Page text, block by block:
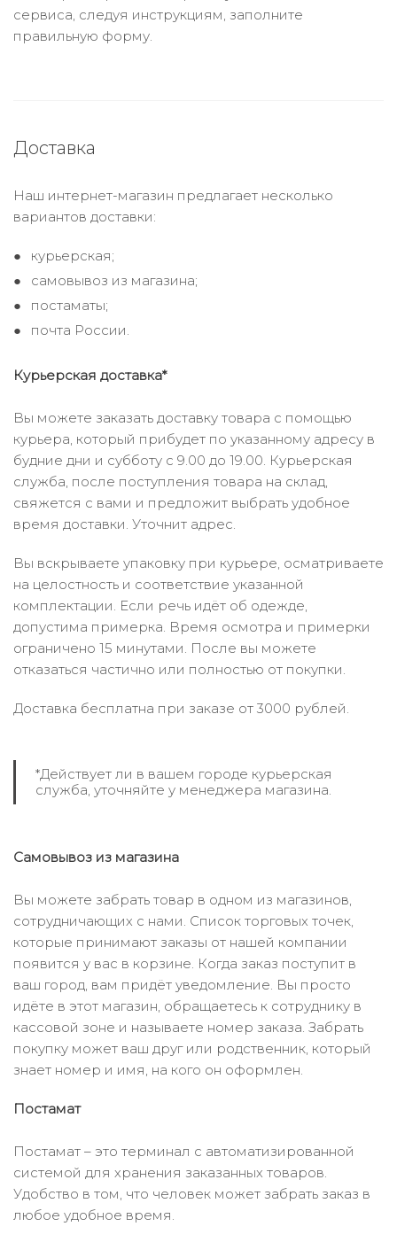
сервиса, следуя инструкциям, заполните
правильную форму.
Доставка
Наш интернет-магазин предлагает несколько
вариантов доставки:
курьерская;
самовывоз из магазина;
постаматы;
почта России.
Курьерская доставка*
Вы можете заказать доставку товара с помощью
курьера, который прибудет по указанному адресу в
будние дни и субботу с 9.00 до 19.00. Курьерская
служба, после поступления товара на склад,
свяжется с вами и предложит выбрать удобное
время доставки. Уточнит адрес.
Вы вскрываете упаковку при курьере, осматриваете
на целостность и соответствие указанной
комплектации. Если речь идёт об одежде,
допустима примерка. Время осмотра и примерки
ограничено 15 минутами. После вы можете
отказаться частично или полностью от покупки.
Доставка бесплатна при заказе от 3000 рублей.
*Действует ли в вашем городе курьерская
служба, уточняйте у менеджера магазина.
Самовывоз из магазина
Вы можете забрать товар в одном из магазинов,
сотрудничающих с нами. Список торговых точек,
которые принимают заказы от нашей компании
появится у вас в корзине. Когда заказ поступит в
ваш город, вам придёт уведомление. Вы просто
идёте в этот магазин, обращаетесь к сотруднику в
кассовой зоне и называете номер заказа. Забрать
покупку может ваш друг или родственник, который
знает номер и имя, на кого он оформлен.
Постамат
Постамат – это терминал с автоматизированной
системой для хранения заказанных товаров.
Удобство в том, что человек может забрать заказ в
любое удобное время.